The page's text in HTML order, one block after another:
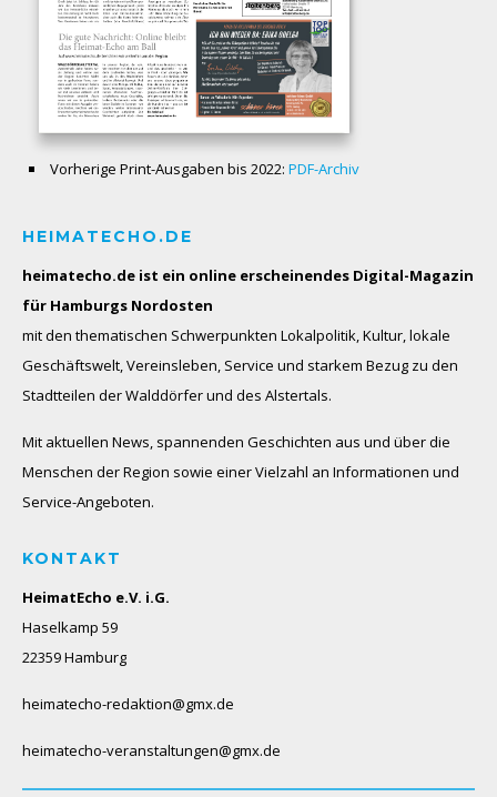
Vorherige Print-Ausgaben bis 2022: PDF-Archiv
HEIMATECHO.DE
heimatecho.de ist ein online erscheinendes Digital-Magazin
für Hamburgs Nordosten
mit den thematischen Schwerpunkten Lokalpolitik, Kultur, lokale
Geschäftswelt, Vereinsleben, Service und starkem Bezug zu den
Stadtteilen der Walddörfer und des Alstertals.
Mit aktuellen News, spannenden Geschichten aus und über die
Menschen der Region sowie einer Vielzahl an Informationen und
Service-Angeboten.
KONTAKT
HeimatEcho e.V. i.G.
Haselkamp 59
22359 Hamburg
heimatecho-redaktion@gmx.de
heimatecho-veranstaltungen@gmx.de